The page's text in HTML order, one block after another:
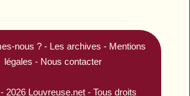
nous ? - Les archives - Mentions
légales - Nous contacter
2026 Louvreuse.net- Tous droits